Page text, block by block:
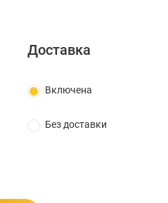
Доставка
Включена
Без доставки